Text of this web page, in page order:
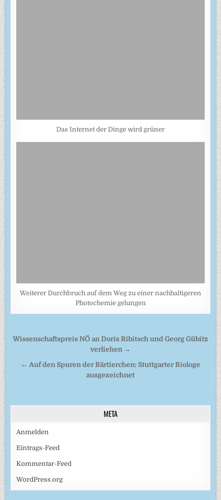
Das Internet der Dinge wird grüner
Weiterer Durchbruch auf dem Weg zu einer nachhaltigeren
Photochemie gelungen
Beitragsnavigation
Wissenschaftspreis NÖ an Doris Ribitsch und Georg Gübitz
verliehen →
← Auf den Spuren der Bärtierchen: Stuttgarter Biologe
ausgezeichnet
META
Anmelden
Eintrags-Feed
Kommentar-Feed
WordPress.org